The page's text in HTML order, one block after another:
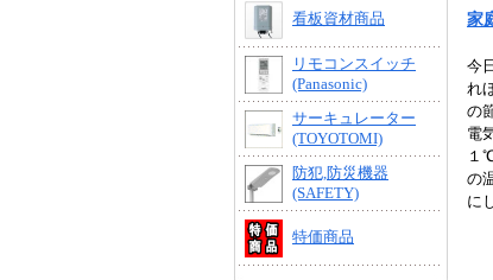
看板資材商品
リモコンスイッチ
(Panasonic)
サーキュレーター
(TOYOTOMI)
防犯,防災機器
(SAFETY)
特価商品
家
今
れ
の
電
１
の
に